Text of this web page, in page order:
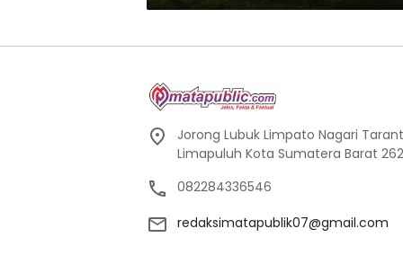
Jorong Lubuk Limpato Nagari
Limapuluh Kota Sumatera Barat
082284336546
redaksimatapublik07@gmail.com